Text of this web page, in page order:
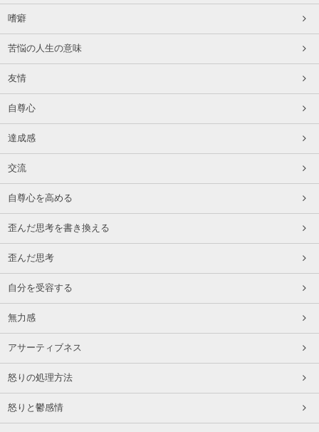
嗜癖
苦悩の人生の意味
友情
自尊心
達成感
交流
自尊心を高める
歪んだ思考を書き換える
歪んだ思考
自分を受容する
無力感
アサーティブネス
怒りの処理方法
怒りと鬱感情